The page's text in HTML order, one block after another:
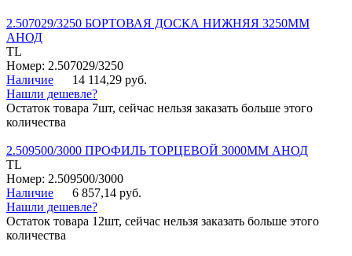
2.507029/3250 БОРТОВАЯ ДОСКА НИЖНЯЯ 3250ММ
АНОД
TL
Номер: 2.507029/3250
Наличие
14 114,29 руб.
Нашли дешевле?
Остаток товара 7шт, сейчас нельзя заказать больше этого
количества
2.509500/3000 ПРОФИЛЬ ТОРЦЕВОЙ 3000ММ АНОД
TL
Номер: 2.509500/3000
Наличие
6 857,14 руб.
Нашли дешевле?
Остаток товара 12шт, сейчас нельзя заказать больше этого
количества